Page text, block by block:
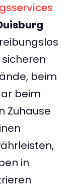
beim
beim
Zuhause
in